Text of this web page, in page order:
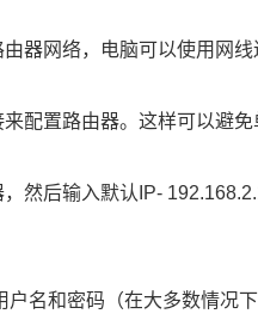
器网络，电脑可以使用网
配置路由器。这样可以避免
然后输入默认IP-
户名和密码（在大多数情况